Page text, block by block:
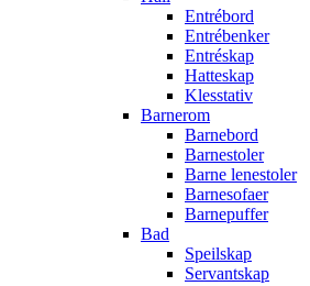
Entrébord
Entrébenker
Entréskap
Hatteskap
Klesstativ
Barnerom
Barnebord
Barnestoler
Barne lenestoler
Barnesofaer
Barnepuffer
Bad
Speilskap
Servantskap